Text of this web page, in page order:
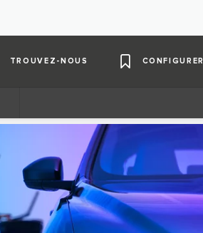
TROUVEZ-NOUS CONFIGURER